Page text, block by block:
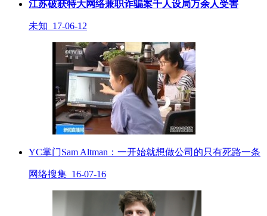
江苏破获特大网络兼职诈骗案千人设局万余人受害
未知 17-06-12
YC掌门Sam Altman：一开始就想做公司的只有死路一条
网络搜集 16-07-16